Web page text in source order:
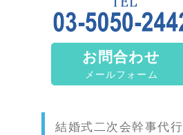
お問合わせ
メールフォーム
結婚式二次会幹事代行